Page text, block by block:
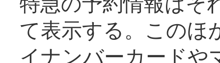
て表示する。このほ
イナンバーカードや